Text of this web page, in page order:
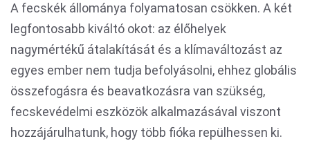
A fecskék állománya folyamatosan csökken. A két
legfontosabb kiváltó okot: az élőhelyek
nagymértékű átalakítását és a klímaváltozást az
egyes ember nem tudja befolyásolni, ehhez globális
összefogásra és beavatkozásra van szükség,
fecskevédelmi eszközök alkalmazásával viszont
hozzájárulhatunk, hogy több fióka repülhessen ki.